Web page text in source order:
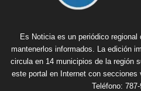
Es Noticia es un periódico
mantenerlos informados. La edición
circula en 14 municipios de la región
este portal en Internet con secciones
Teléfono: